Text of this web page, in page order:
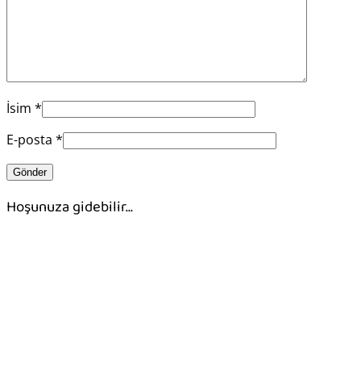
İsim *
E-posta *
Hoşunuza gidebilir…